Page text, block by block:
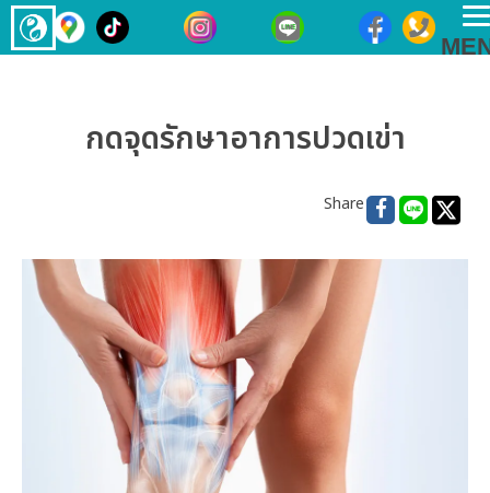
กดจุดรักษาอาการปวดเข่า
Share